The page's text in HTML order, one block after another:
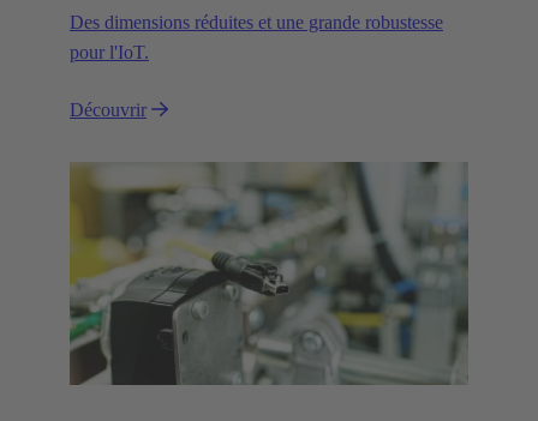
Des dimensions réduites et une grande robustesse
pour l'IoT.
Découvrir